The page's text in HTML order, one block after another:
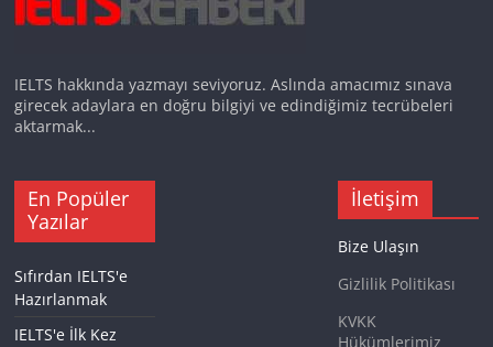
IELTS hakkında yazmayı seviyoruz. Aslında amacımız sınava
girecek adaylara en doğru bilgiyi ve edindiğimiz tecrübeleri
aktarmak...
En Popüler
Yazılar
Sıfırdan IELTS'e
Hazırlanmak
IELTS'e İlk Kez
İletişim
Bize Ulaşın
Gizlilik Politikası
KVKK
Hükümlerimiz